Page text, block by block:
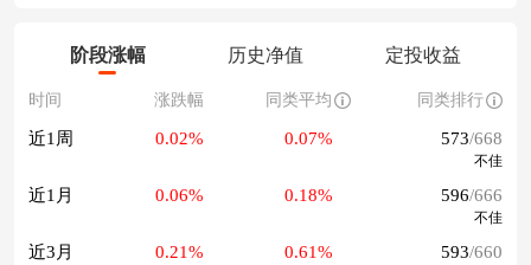
阶段涨幅 历史净值 定投收益
时间 涨跌幅 同类平均 同类排行
近1周 0.02% 0.07% 573/668
不佳
近1月 0.06% 0.18% 596/666
不佳
近3月 0.21% 0.61% 593/660